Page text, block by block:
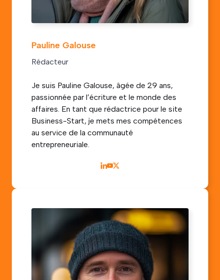
Pauline Galouse
Rédacteur
Je suis Pauline Galouse, âgée de 29 ans,
passionnée par l’écriture et le monde des
affaires. En tant que rédactrice pour le site
Business-Start, je mets mes compétences
au service de la communauté
entrepreneuriale.